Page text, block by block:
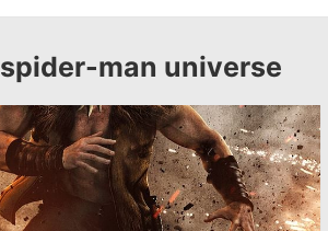
spider-man universe